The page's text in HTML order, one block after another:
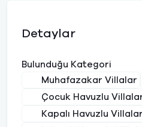
Detaylar
Bulunduğu Kategori
Muhafazakar Villalar
Çocuk Havuzlu
Kapalı Havuzlu Villalar